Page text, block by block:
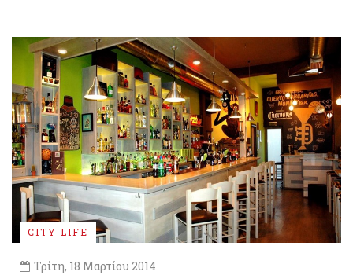
CITY LIFE
Τρίτη, 18 Μαρτίου 2014